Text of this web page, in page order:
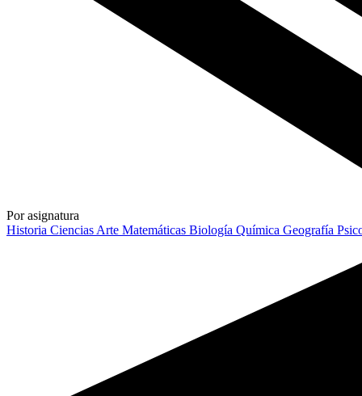
Por asignatura
Historia Ciencias Arte Matemáticas Biología Química Geografía